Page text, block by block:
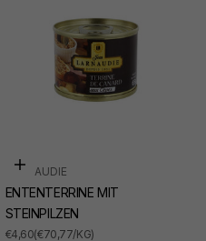
In den Warenkorb
LARNAUDIE
ENTENTERRINE MIT
STEINPILZEN
ANGEBOT
€4,60(€70,77/KG)